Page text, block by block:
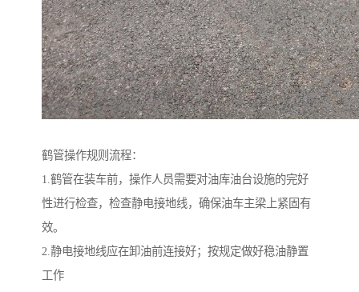
鹤管操作规则流程：
1.鹤管在装车前，操作人员需要对油库油台设施的完好
性进行检查，检查静电接地线，确保油车主梁上紧固有
效。
2.静电接地线应在卸油前连接好；按规定做好稳油静置
工作